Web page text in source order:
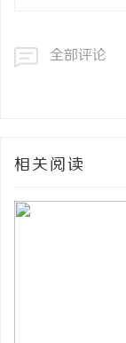
全部评论
相关阅读